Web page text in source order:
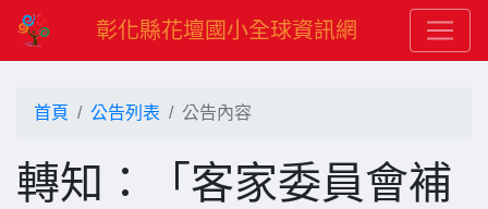
彰化縣花壇國小全球資訊網
首頁 公告列表 公告內容
轉知：「客家委員會補